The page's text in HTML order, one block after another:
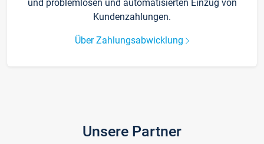
und problemlosen und automatisierten Einzug von
Kundenzahlungen.
Über Zahlungsabwicklung
Unsere Partner